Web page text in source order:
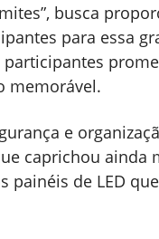
busca
para essa
memorável.
e
caprichou ainda
painéis de LED que